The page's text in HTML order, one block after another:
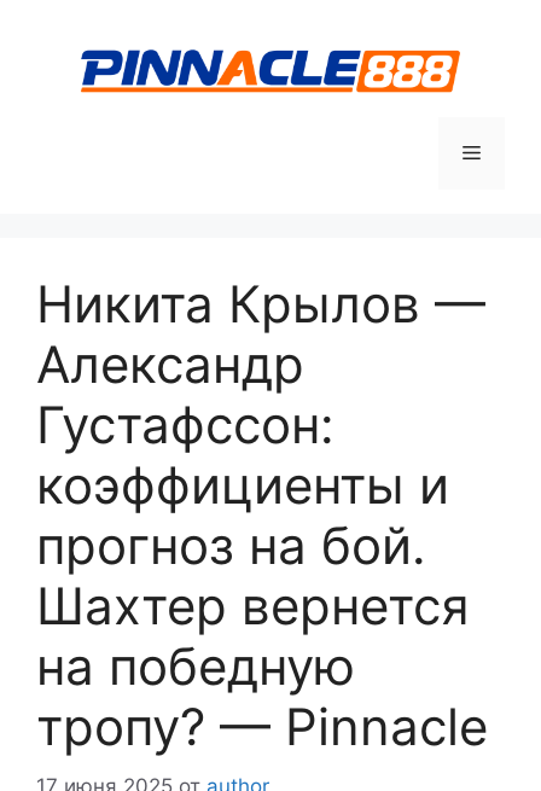
содержимому
Меню
Никита Крылов —
Александр
Густафссон:
коэффициенты и
прогноз на бой.
Шахтер вернется
на победную
тропу? — Pinnacle
17 июня 2025 от author